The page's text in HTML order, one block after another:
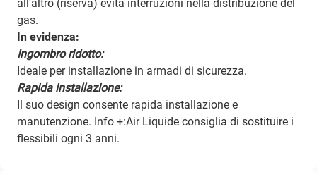
all'altro (riserva) evita interruzioni nella distribuzione del
gas.
In evidenza:
Ingombro ridotto:
Ideale per installazione in armadi di sicurezza.
Rapida installazione:
Il suo design consente rapida installazione e
manutenzione. Info +:Air Liquide consiglia di sostituire i
flessibili ogni 3 anni.